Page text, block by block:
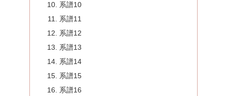
系譜10
系譜11
系譜12
系譜13
系譜14
系譜15
系譜16